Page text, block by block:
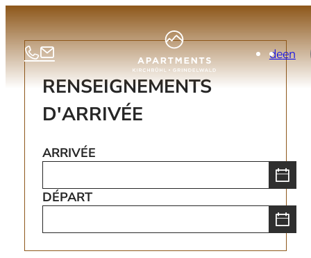
deen
RENSEIGNEMENTS
D'ARRIVÉE
ARRIVÉE
DÉPART